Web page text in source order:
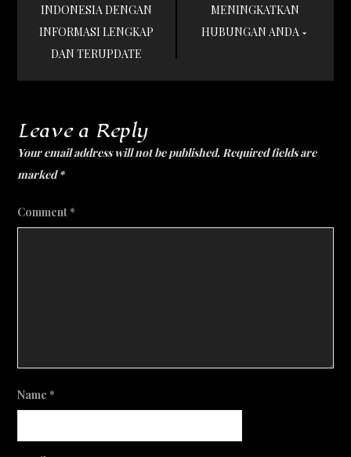
INDONESIA DENGAN
INFORMASI LENGKAP
DAN TERUPDATE
MENINGKATKAN
HUBUNGAN ANDA
Leave a Reply
Your email address will not be published.Required fields are
marked*
Comment*
Name*